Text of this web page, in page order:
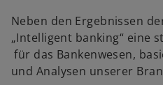
Neben den Ergebnissen
„Intelligent banking“ eine
für das Bankenwesen,
und Analysen unserer